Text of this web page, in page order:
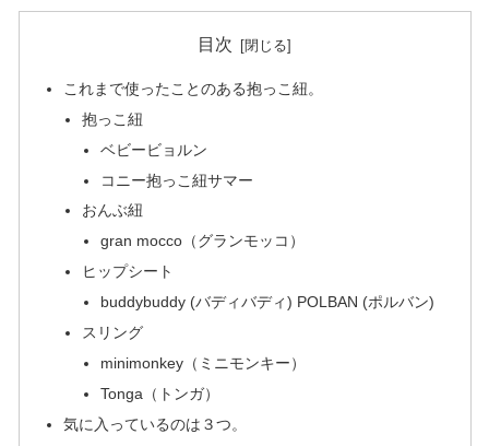
目次
これまで使ったことのある抱っこ紐。
抱っこ紐
ベビービョルン
コニー抱っこ紐サマー
おんぶ紐
gran mocco（グランモッコ）
ヒップシート
buddybuddy (バディバディ) POLBAN (ポルバン)
スリング
minimonkey（ミニモンキー）
Tonga（トンガ）
気に入っているのは３つ。